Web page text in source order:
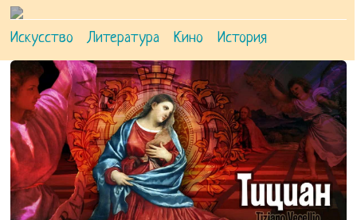
Искусство Литература Кино История